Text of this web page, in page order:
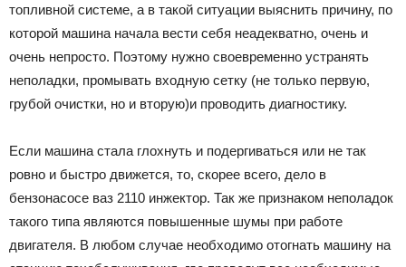
топливной системе, а в такой ситуации выяснить причину, по
которой машина начала вести себя неадекватно, очень и
очень непросто. Поэтому нужно своевременно устранять
неполадки, промывать входную сетку (не только первую,
грубой очистки, но и вторую)и проводить диагностику.
Если машина стала глохнуть и подергиваться или не так
ровно и быстро движется, то, скорее всего, дело в
бензонасосе ваз 2110 инжектор. Так же признаком неполадок
такого типа являются повышенные шумы при работе
двигателя. В любом случае необходимо отогнать машину на